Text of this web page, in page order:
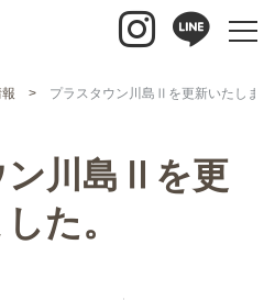
プラスタウン川島Ⅱを更新いたしま
ン川島Ⅱを更
た。